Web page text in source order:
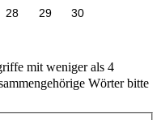
28 29 30
mit weniger als 4
Wörter bitte